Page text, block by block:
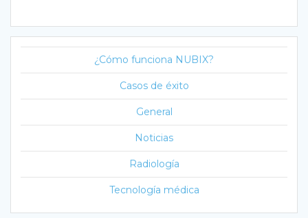
¿Cómo funciona NUBIX?
Casos de éxito
General
Noticias
Radiología
Tecnología médica